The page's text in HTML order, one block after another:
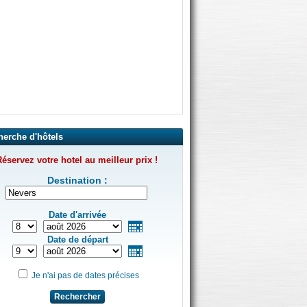
d'hôtels
votre hotel au meilleur prix !
Destination :
Date d'arrivée
Date de départ
Je n'ai pas de dates précises
Rechercher